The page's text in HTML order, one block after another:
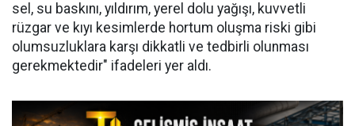
sel, su baskını, yıldırım, yerel dolu yağışı, kuvvetli
rüzgar ve kıyı kesimlerde hortum oluşma riski gibi
olumsuzluklara karşı dikkatli ve tedbirli olunması
gerekmektedir" ifadeleri yer aldı.